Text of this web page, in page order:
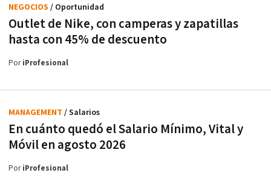
Outlet de Nike, con camperas y zapatillas
hasta con 45% de descuento
NEGOCIOS / Oportunidad
PoriProfesional
En cuánto quedó el Salario Mínimo, Vital y
Móvil en agosto 2026
MANAGEMENT / Salarios
PoriProfesional